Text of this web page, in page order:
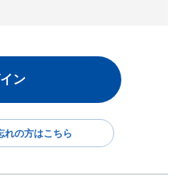
れの方はこちら